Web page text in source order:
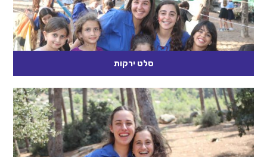
סלט ירקות
"אני לא מאמין בכור היתוך. לא מאמין בזה שכל אחד מאיתנו צריך
להיות ממוצע של כל העדות. אני מאמין במה שנקרא...
קרא עוד